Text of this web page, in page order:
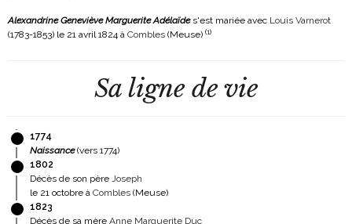
Alexandrine Geneviève Marguerite Adélaïdes'est mariée avec Louis Varnerot
(1783-1853) le 21 avril 1824 à Combles (Meuse) (1)
Sa ligne de vie
1774
Naissance(vers 1774)
1802
Décès de son père Joseph
le 21 octobre à Combles (Meuse)
1823
Décès de sa mère Anne Marguerite Duc